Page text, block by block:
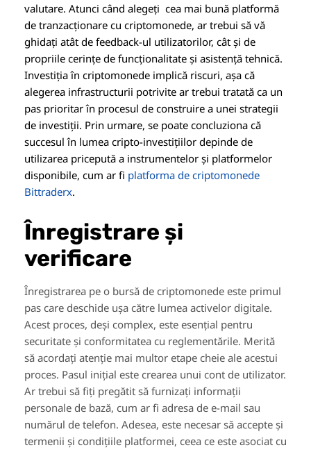
valutare. Atunci când alegeți cea mai bună platformă
de tranzacționare cu criptomonede, ar trebui să vă
ghidați atât de feedback-ul utilizatorilor, cât și de
propriile cerințe de funcționalitate și asistență tehnică.
Investiția în criptomonede implică riscuri, așa că
alegerea infrastructurii potrivite ar trebui tratată ca un
pas prioritar în procesul de construire a unei strategii
de investiții. Prin urmare, se poate concluziona că
succesul în lumea cripto-investițiilor depinde de
utilizarea pricepută a instrumentelor și platformelor
disponibile, cum ar fi platforma de criptomonede
Bittraderx.
Înregistrare și
verificare
Înregistrarea pe o bursă de criptomonede este primul
pas care deschide ușa către lumea activelor digitale.
Acest proces, deși complex, este esențial pentru
securitate și conformitatea cu reglementările. Merită
să acordați atenție mai multor etape cheie ale acestui
proces. Pasul inițial este crearea unui cont de utilizator.
Ar trebui să fiți pregătit să furnizați informații
personale de bază, cum ar fi adresa de e-mail sau
numărul de telefon. Adesea, este necesar să accepte și
termenii și condițiile platformei, ceea ce este asociat cu